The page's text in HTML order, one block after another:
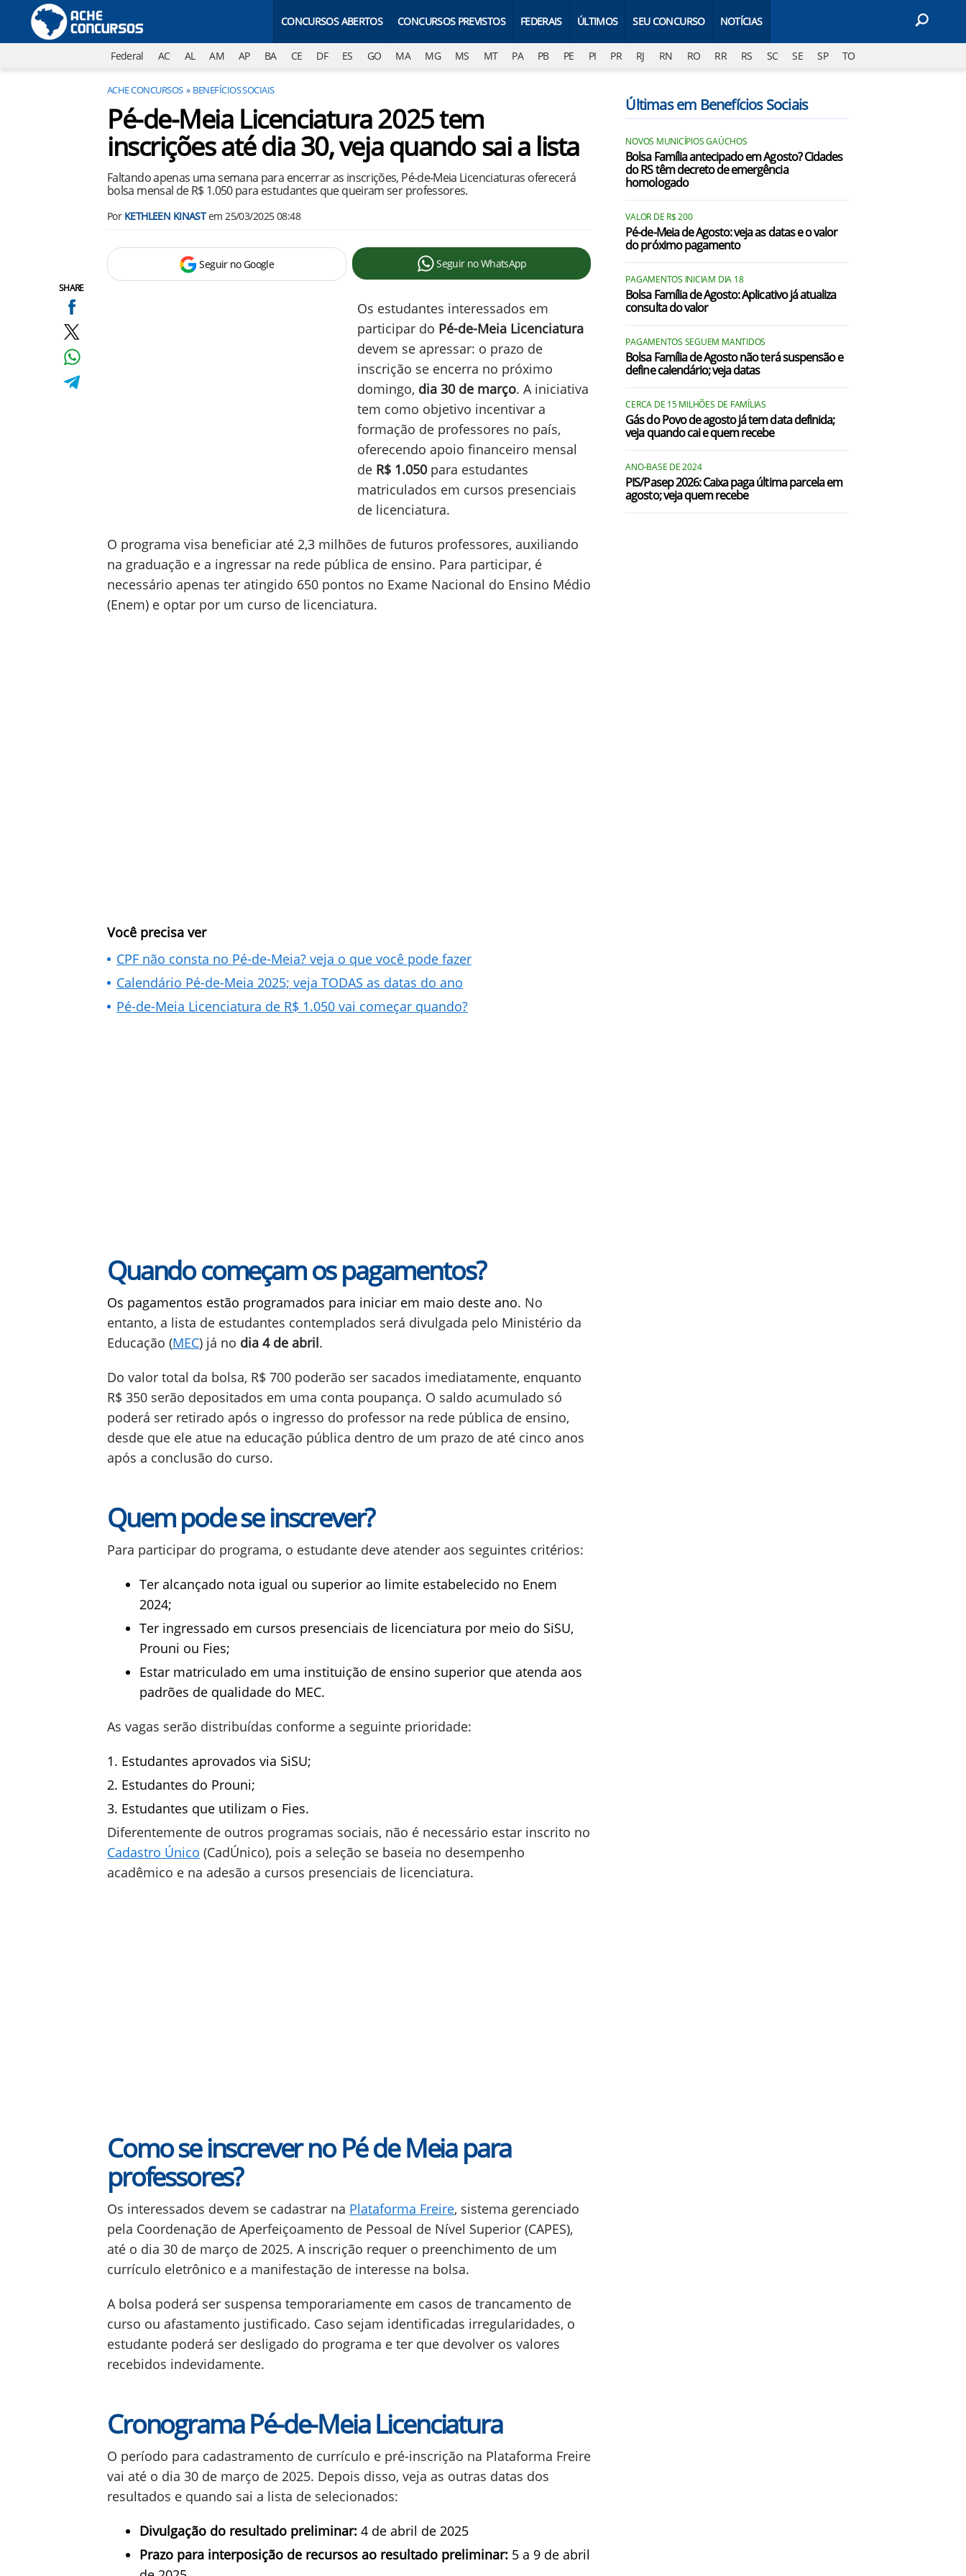
CONCURSOS ABERTOS CONCURSOS PREVISTOS FEDERAIS ÚLTIMOS SEU CONCURSO NOTÍCIAS
Federal AC AL AM AP BA CE DF ES GO MA MG MS MT PA PB PE PI PR RJ RN RO RR RS SC SE SP TO
ACHE CONCURSOS BENEFÍCIOS SOCIAIS
SHARE
Pé-de-Meia Licenciatura 2025 tem
inscrições até dia 30, veja quando sai a lista
Faltando apenas uma semana para encerrar as inscrições, Pé-de-Meia Licenciaturas oferecerá
bolsa mensal de R$ 1.050 para estudantes que queiram ser professores.
Por KETHLEEN KINASTem25/03/2025 08:48
Seguir no Google Seguir no WhatsApp
Os estudantes interessados em
participar do Pé-de-Meia Licenciatura
devem se apressar: o prazo de
inscrição se encerra no próximo
domingo, dia 30 de março. A iniciativa
tem como objetivo incentivar a
formação de professores no país,
oferecendo apoio financeiro mensal
de R$ 1.050para estudantes
matriculados em cursos presenciais
de licenciatura.
O programa visa beneficiar até 2,3 milhões de futuros professores, auxiliando
na graduação e a ingressar na rede pública de ensino. Para participar, é
necessário apenas ter atingido 650 pontos no Exame Nacional do Ensino Médio
(Enem) e optar por um curso de licenciatura.
Você precisa ver
CPF não consta no Pé-de-Meia? veja o que você pode fazer
Calendário Pé-de-Meia 2025; veja TODAS as datas do ano
Pé-de-Meia Licenciatura de R$ 1.050 vai começar quando?
Quando começam os pagamentos?
Os pagamentos estão programados para iniciar em maio deste ano. No
entanto, a lista de estudantes contemplados será divulgada pelo Ministério da
Educação (MEC) já no dia 4 de abril.
Do valor total da bolsa, R$ 700 poderão ser sacados imediatamente, enquanto
R$ 350 serão depositados em uma conta poupança. O saldo acumulado só
poderá ser retirado após o ingresso do professor na rede pública de ensino,
desde que ele atue na educação pública dentro de um prazo de até cinco anos
após a conclusão do curso.
Quem pode se inscrever?
Para participar do programa, o estudante deve atender aos seguintes critérios:
Ter alcançado nota igual ou superior ao limite estabelecido no Enem
2024;
Ter ingressado em cursos presenciais de licenciatura por meio do SiSU,
Prouni ou Fies;
Estar matriculado em uma instituição de ensino superior que atenda aos
padrões de qualidade do MEC.
As vagas serão distribuídas conforme a seguinte prioridade:
Estudantes aprovados via SiSU;
Estudantes do Prouni;
Estudantes que utilizam o Fies.
Diferentemente de outros programas sociais, não é necessário estar inscrito no
Cadastro Único (CadÚnico), pois a seleção se baseia no desempenho
acadêmico e na adesão a cursos presenciais de licenciatura.
Como se inscrever no Pé de Meia para
professores?
Os interessados devem se cadastrar na Plataforma Freire, sistema gerenciado
pela Coordenação de Aperfeiçoamento de Pessoal de Nível Superior (CAPES),
até o dia 30 de março de 2025. A inscrição requer o preenchimento de um
currículo eletrônico e a manifestação de interesse na bolsa.
A bolsa poderá ser suspensa temporariamente em casos de trancamento de
curso ou afastamento justificado. Caso sejam identificadas irregularidades, o
estudante poderá ser desligado do programa e ter que devolver os valores
recebidos indevidamente.
Cronograma Pé-de-Meia Licenciatura
O período para cadastramento de currículo e pré-inscrição na Plataforma Freire
vai até o dia 30 de março de 2025. Depois disso, veja as outras datas dos
resultados e quando sai a lista de selecionados:
Divulgação do resultado preliminar: 4 de abril de 2025
Prazo para interposição de recursos ao resultado preliminar: 5 a 9 de abril
Últimas em Benefícios Sociais
NOVOS MUNICÍPIOS GAÚCHOS
Bolsa Família antecipado em Agosto? Cidades
do RS têm decreto de emergência
homologado
VALOR DE R$ 200
Pé-de-Meia de Agosto: veja as datas e o valor
do próximo pagamento
PAGAMENTOS INICIAM DIA 18
Bolsa Família de Agosto: Aplicativo já atualiza
consulta do valor
PAGAMENTOS SEGUEM MANTIDOS
Bolsa Família de Agosto não terá suspensão e
define calendário; veja datas
CERCA DE 15 MILHÕES DE FAMÍLIAS
Gás do Povo de agosto já tem data definida;
veja quando cai e quem recebe
ANO-BASE DE 2024
PIS/Pasep 2026: Caixa paga última parcela em
agosto; veja quem recebe